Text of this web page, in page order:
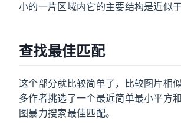
小的一片区域内它的主要结构是近似于
查找最佳匹配
这个部分就比较简单了，比较图片相
多作者挑选了一个最近简单最小平方
图暴力搜索最佳匹配。